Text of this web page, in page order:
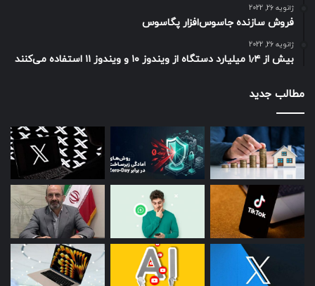
ژانویه 26, 2022
فروش سازنده جاسوس‌افزار پگاسوس
ژانویه 26, 2022
بیش از ۱٫۴ میلیارد دستگاه از ویندوز ۱۰ و ویندوز ۱۱ استفاده می‌کنند
مطالب جدید